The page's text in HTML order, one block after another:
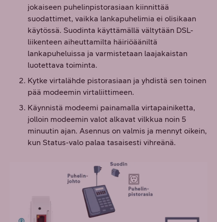
jokaiseen puhelinpistorasiaan kiinnittää
suodattimet, vaikka lankapuhelimia ei olisikaan
käytössä. Suodinta käyttämällä vältytään DSL-
liikenteen aiheuttamilta häiriöääniltä
lankapuheluissa ja varmistetaan laajakaistan
luotettava toiminta.
Kytke virtalähde pistorasiaan ja yhdistä sen toinen
pää modeemin virtaliittimeen.
Käynnistä modeemi painamalla virtapainiketta,
jolloin modeemin valot alkavat vilkkua noin 5
minuutin ajan. Asennus on valmis ja mennyt oikein,
kun Status-valo palaa tasaisesti vihreänä.